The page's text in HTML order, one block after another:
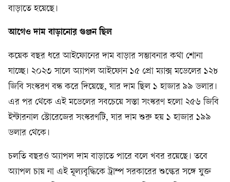
বাড়াতে হয়েছে।
আগেও দাম বাড়ানোর গুঞ্জন ছিল
কয়েক বছর ধরে আইফোনের দাম বাড়ার সম্ভাবনার কথা শোনা
যাচ্ছে। ২০২৩ সালে অ্যাপল আইফোন ১৫ প্রো ম্যাক্স মডেলের ১২৮
জিবি সংস্করণ বন্ধ করে দিয়েছে, যার দাম ছিল ১ হাজার ৯৯ ডলার।
এর পর থেকে এই মডেলের সবচেয়ে সস্তা সংস্করণ হলো ২৫৬ জিবি
ইন্টারনাল স্টোরেজের সংস্করণটি, যার দাম শুরু হয় ১ হাজার ১৯৯
ডলার থেকে।
চলতি বছরও অ্যাপল দাম বাড়াতে পারে বলে খবর রয়েছে। তবে
অ্যাপল চায় না এই মূল্যবৃদ্ধিকে ট্রাম্প সরকারের শুল্কের সঙ্গে যুক্ত